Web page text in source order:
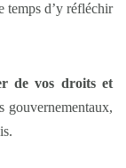
temps d’y réfléchir
de vos droits et
gouvernementaux,